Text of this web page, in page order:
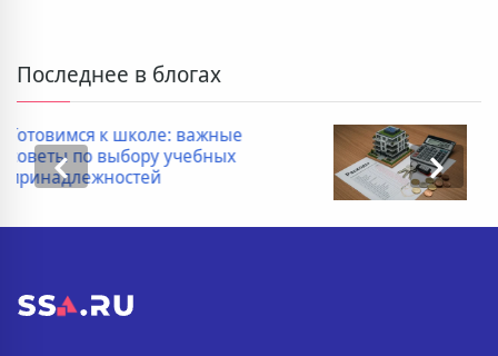
Последнее в блогах
Дополнительные расходы при
покупке новостройки: полный